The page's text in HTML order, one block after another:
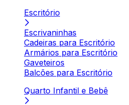
Escritório
Escrivaninhas
Cadeiras para Escritório
Armários para Escritório
Gaveteiros
Balcões para Escritório
Quarto Infantil e Bebê